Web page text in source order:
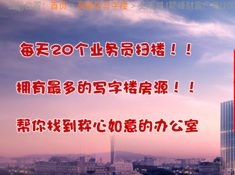
湖青云谱写字楼
当前位置： 首页>高新区写字楼> 艾溪湖 [颠峰财富广场